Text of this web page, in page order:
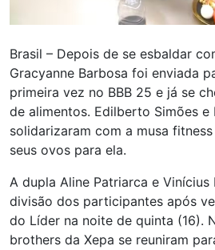
Brasil – Depois de se esbaldar
Gracyanne Barbosa foi enviada
primeira vez no BBB 25 e já se
de alimentos. Edilberto Simões
solidarizaram com a musa
seus ovos para ela.
A dupla Aline Patriarca e
divisão dos participantes após
do Líder na noite de quinta (16).
brothers da Xepa se reuniram